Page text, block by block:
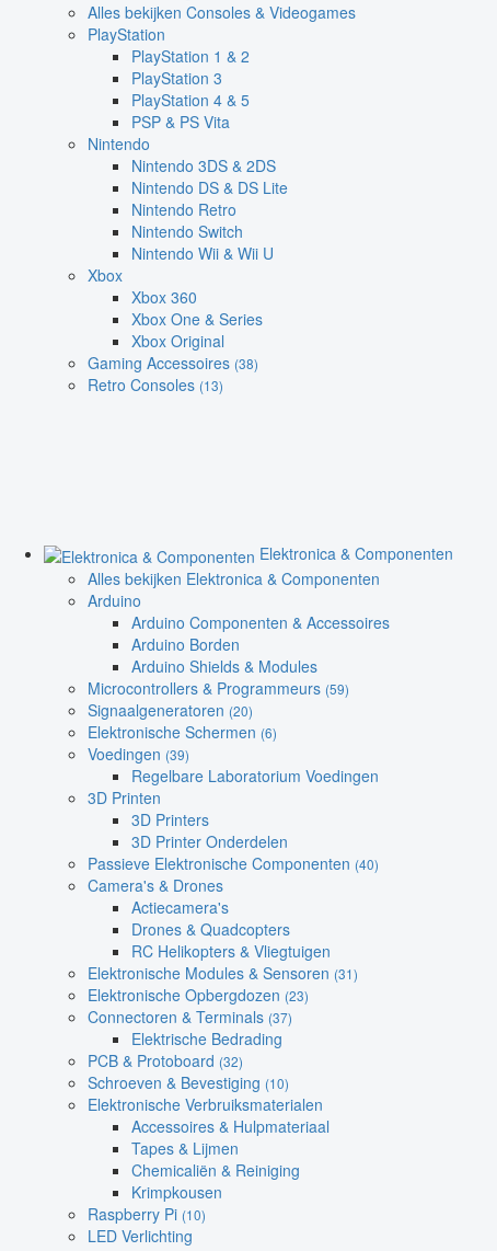
Alles bekijken Consoles & Videogames
PlayStation
PlayStation 1 & 2
PlayStation 3
PlayStation 4 & 5
PSP & PS Vita
Nintendo
Nintendo 3DS & 2DS
Nintendo DS & DS Lite
Nintendo Retro
Nintendo Switch
Nintendo Wii & Wii U
Xbox
Xbox 360
Xbox One & Series
Xbox Original
Gaming Accessoires (38)
Retro Consoles (13)
Elektronica & Componenten
Alles bekijken Elektronica & Componenten
Arduino
Arduino Componenten & Accessoires
Arduino Borden
Arduino Shields & Modules
Microcontrollers & Programmeurs (59)
Signaalgeneratoren (20)
Elektronische Schermen (6)
Voedingen (39)
Regelbare Laboratorium Voedingen
3D Printen
3D Printers
3D Printer Onderdelen
Passieve Elektronische Componenten (40)
Camera's & Drones
Actiecamera's
Drones & Quadcopters
RC Helikopters & Vliegtuigen
Elektronische Modules & Sensoren (31)
Elektronische Opbergdozen (23)
Connectoren & Terminals (37)
Elektrische Bedrading
PCB & Protoboard (32)
Schroeven & Bevestiging (10)
Elektronische Verbruiksmaterialen
Accessoires & Hulpmateriaal
Tapes & Lijmen
Chemicaliën & Reiniging
Krimpkousen
Raspberry Pi (10)
LED Verlichting